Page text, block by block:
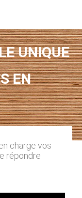
UNIQUE
EN
charge vos
répondre